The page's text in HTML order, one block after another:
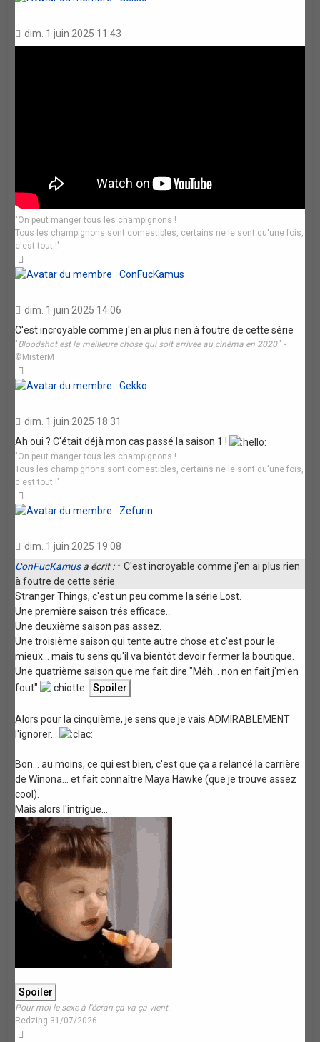
dim. 1 juin 2025 11:43
"On peut manger tous les champignons !
Tous les champignons sont comestibles, certains ne le sont qu'une fois,
c'est tout !"
ConFucKamus
dim. 1 juin 2025 14:06
C'est incroyable comme j'en ai plus rien à foutre de cette série
"Bloodshot est la meilleure chose qui soit arrivée au cinéma en 2020 " -
©MisterM
Gekko
dim. 1 juin 2025 18:31
Ah oui ? C'était déjà mon cas passé la saison 1 !
"On peut manger tous les champignons !
Tous les champignons sont comestibles, certains ne le sont qu'une fois,
c'est tout !"
Zefurin
dim. 1 juin 2025 19:08
ConFucKamusa écrit : ↑ C'est incroyable comme j'en ai plus rien
à foutre de cette série
Stranger Things, c'est un peu comme la série Lost.
Une première saison trés efficace...
Une deuxième saison pas assez.
Une troisième saison qui tente autre chose et c'est pour le
mieux... mais tu sens qu'il va bientôt devoir fermer la boutique.
Une quatrième saison que me fait dire "Mêh... non en fait j'm'en
fout"
Alors pour la cinquième, je sens que je vais ADMIRABLEMENT
l'ignorer...
Bon... au moins, ce qui est bien, c'est que ça a relancé la carrière
de Winona... et fait connaître Maya Hawke (que je trouve assez
cool).
Mais alors l'intrigue...
Pour moi le sexe à l'écran ça va ça vient.
Redzing 31/07/2026